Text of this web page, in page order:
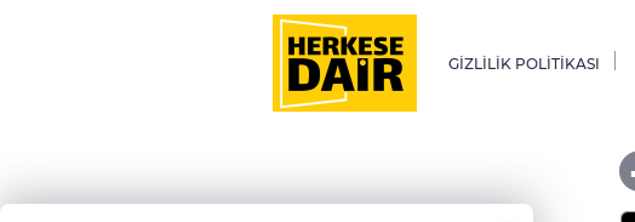
GİZLİLİK POLİTİKASI